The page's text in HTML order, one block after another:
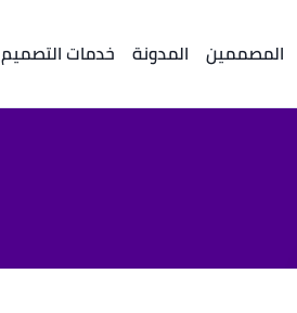
المصممين المدونة خدمات التصميم